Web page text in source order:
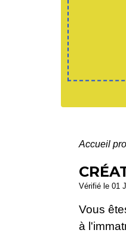
Accueil
Vérifié le 01
Vous
à